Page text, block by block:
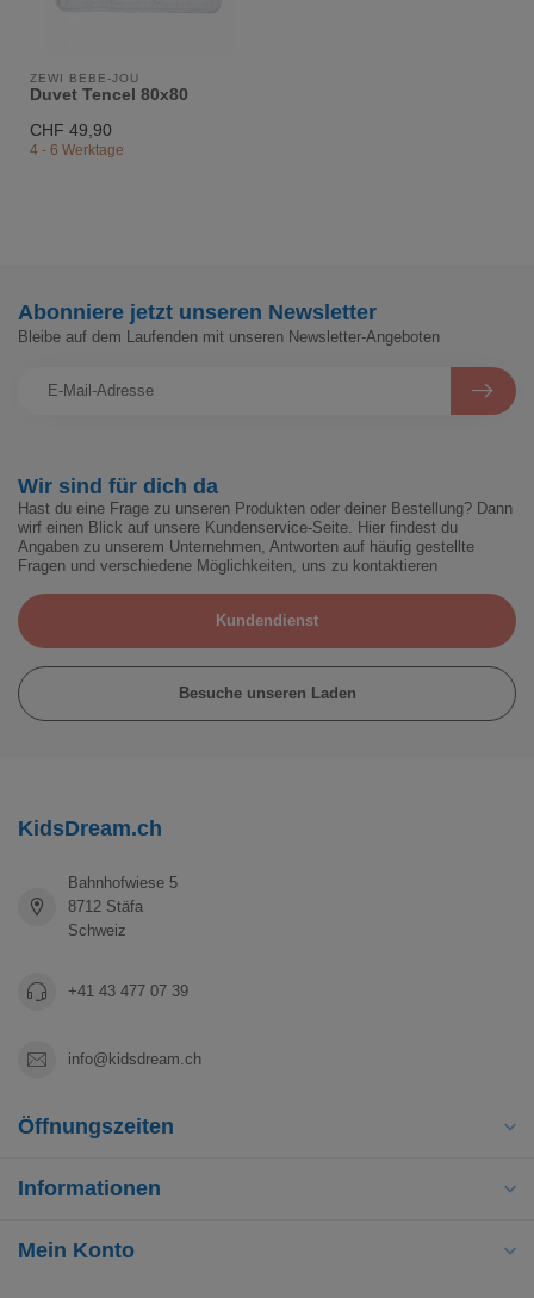
ZEWI BÉBÉ-JOU
Duvet Tencel 80x80
CHF 49,90
4 - 6 Werktage
Wir sind für dich da
Hast du eine Frage zu unseren Produkten oder deiner Bestellung? Dann
wirf einen Blick auf unsere Kundenservice-Seite. Hier findest du
Angaben zu unserem Unternehmen, Antworten auf häufig gestellte
Fragen und verschiedene Möglichkeiten, uns zu kontaktieren
Kundendienst
Besuche unseren Laden
Abonniere jetzt unseren Newsletter
Bleibe auf dem Laufenden mit unseren Newsletter-Angeboten
KidsDream.ch
Bahnhofwiese 5
8712 Stäfa
Schweiz
+41 43 477 07 39
info@kidsdream.ch
Öffnungszeiten
Informationen
Mein Konto